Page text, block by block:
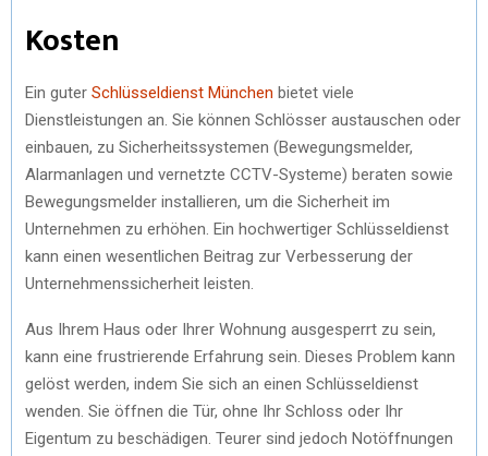
Kosten
Ein guter Schlüsseldienst München bietet viele
Dienstleistungen an. Sie können Schlösser austauschen oder
einbauen, zu Sicherheitssystemen (Bewegungsmelder,
Alarmanlagen und vernetzte CCTV-Systeme) beraten sowie
Bewegungsmelder installieren, um die Sicherheit im
Unternehmen zu erhöhen. Ein hochwertiger Schlüsseldienst
kann einen wesentlichen Beitrag zur Verbesserung der
Unternehmenssicherheit leisten.
Aus Ihrem Haus oder Ihrer Wohnung ausgesperrt zu sein,
kann eine frustrierende Erfahrung sein. Dieses Problem kann
gelöst werden, indem Sie sich an einen Schlüsseldienst
wenden. Sie öffnen die Tür, ohne Ihr Schloss oder Ihr
Eigentum zu beschädigen. Teurer sind jedoch Notöffnungen